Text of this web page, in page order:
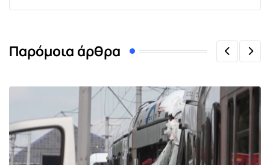
Παρόμοια άρθρα